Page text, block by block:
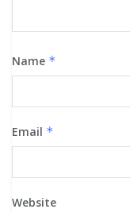
Name *
Email *
Website